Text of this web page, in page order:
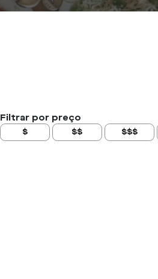
Filtrar por preço
$ $$ $$$